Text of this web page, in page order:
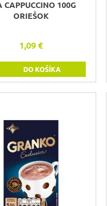
CAPPUCCINO 100G
ORIEŠOK
1,09 €
DO KOŠÍKA